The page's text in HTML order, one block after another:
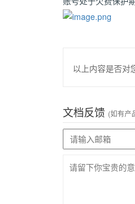
以上内容是否对
文档反馈 (如有产